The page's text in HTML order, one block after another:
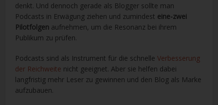
denkt. Und dennoch gerade als Blogger sollte man
Podcasts in Erwägung ziehen und zumindest eine-zwei
Pilotfolgen aufnehmen, um die Resonanz bei ihrem
Publikum zu prüfen.
Podcasts sind als Instrument für die schnelleVerbesserung
der Reichweite nicht geeignet. Aber sie helfen dabei
langfristig mehr Leser zu gewinnen und den Blog als Marke
aufzubauen.